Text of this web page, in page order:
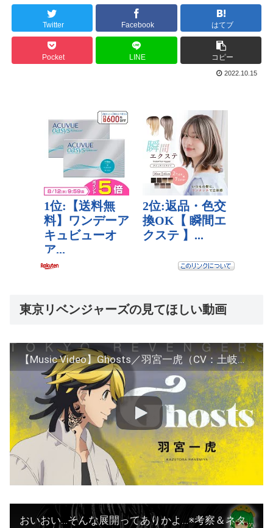
Twitter Facebook はてブ
Pocket LINE コピー
2022.10.15
東京リベンジャーズの見てほしい動画
【Music Video】Ghosts／羽宮一虎（CV：土岐隼一）
おいおい…そんな展開ってありかよ…※考察＆ネタバレ注意【やまちゃん。】【東リベ 270話】